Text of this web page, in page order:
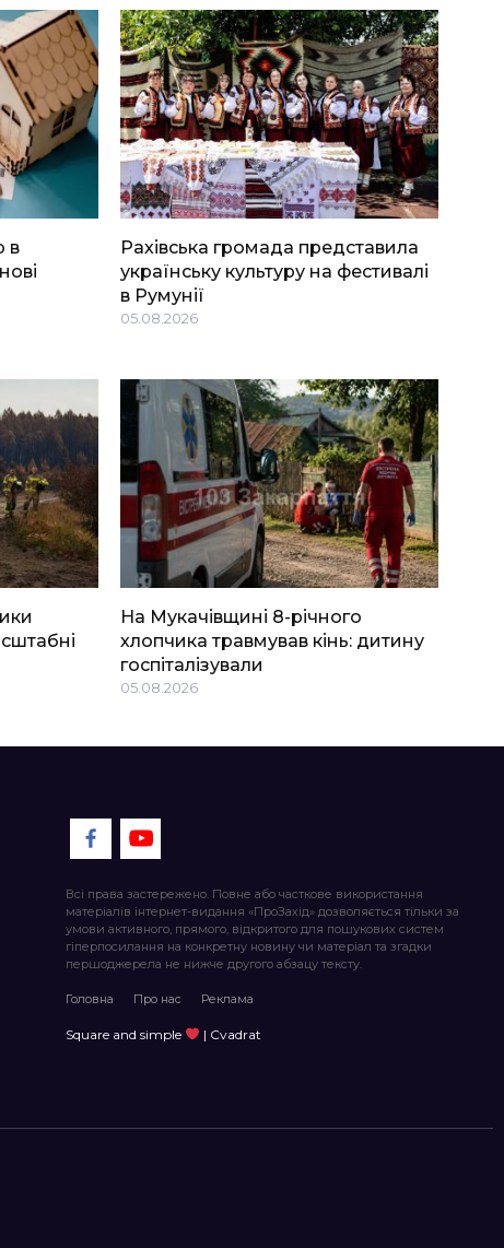
в
Рахівська громада представила
українську культуру на фестивалі
в Румунії
05.08.2026
На Мукачівщині 8-річного
хлопчика травмував кінь: дитину
госпіталізували
05.08.2026
Всі права застережено. Повне або часткове використання
матеріалів інтернет-видання «ПроЗахід» дозволяється тільки за
умови активного, прямого, відкритого для пошукових систем
гіперпосилання на конкретну новину чи матеріал та згадки
першоджерела не нижче другого абзацу тексту.
Головна Про нас Реклама
Square and simple | Cvadrat